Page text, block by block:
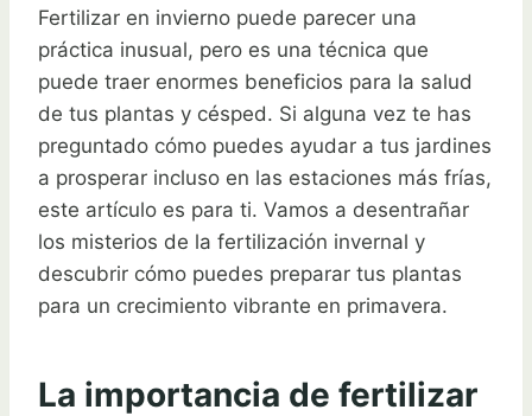
Fertilizar en invierno puede parecer una
práctica inusual, pero es una técnica que
puede traer enormes beneficios para la salud
de tus plantas y césped. Si alguna vez te has
preguntado cómo puedes ayudar a tus jardines
a prosperar incluso en las estaciones más frías,
este artículo es para ti. Vamos a desentrañar
los misterios de la fertilización invernal y
descubrir cómo puedes preparar tus plantas
para un crecimiento vibrante en primavera.
La importancia de fertilizar